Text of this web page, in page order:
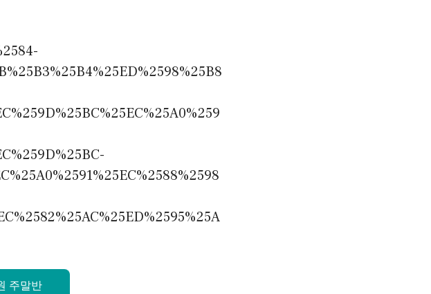
주말반